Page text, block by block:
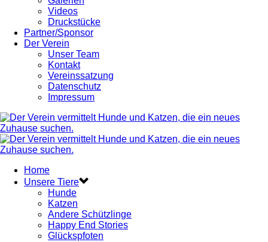
Videos
Druckstücke
Partner/Sponsor
Der Verein
Unser Team
Kontakt
Vereinssatzung
Datenschutz
Impressum
Home
Unsere Tiere
Hunde
Katzen
Andere Schützlinge
Happy End Stories
Glückspfoten